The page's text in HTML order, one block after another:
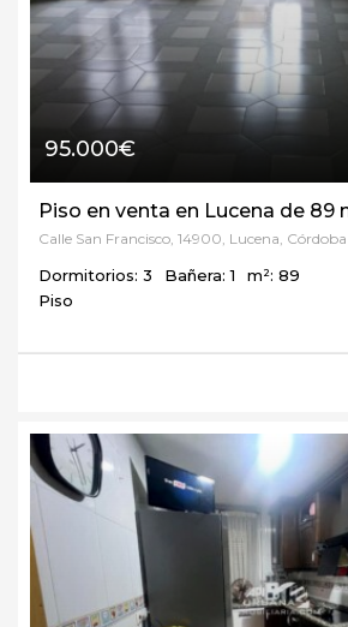
95.000€
Piso en venta en Lucena de 89
Calle San Francisco, 14900, Lucena, Córdoba
Dormitorios: 3 Bañera: 1
m²: 89
Piso